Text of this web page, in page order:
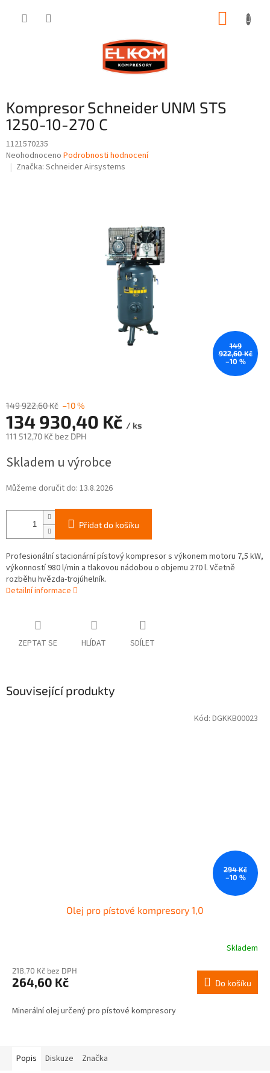
Kompresor Schneider UNM STS
1250-10-270 C
1121570235
Průměrné
hodnocení
Neohodnoceno Podrobnosti hodnocení
Značka: Schneider Airsystems
149
922,60 Kč
–10 %
149 922,60 Kč –10 %
134 930,40 Kč / ks
111 512,70 Kč bez DPH
cena:
Skladem u výrobce
Můžeme doručit do: 13.8.2026
Přidat do košíku
Profesionální stacionární pístový kompresor s výkonem motoru 7,5 kW,
výkonností 980 l/min a tlakovou nádobou o objemu 270 l. Včetně
rozběhu hvězda-trojúhelník.
Detailní informace
ZEPTAT SE HLÍDAT SDÍLET
Související produkty
294 Kč
–10 %
Olej pro pístové kompresory 1,0
Skladem
218,70 Kč bez DPH
264,60 Kč Do košíku
Minerální olej určený pro pístové kompresory
Kód: DGKKB00023
Popis Diskuze Značka